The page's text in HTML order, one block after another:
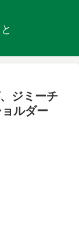
ジミーチ
ルダー